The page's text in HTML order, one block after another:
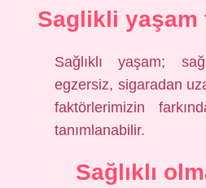
Saglikli yaşam
Sağlıklı yaşam;
egzersiz, sigaradan
faktörlerimizin
tanımlanabilir.
Sağlıklı